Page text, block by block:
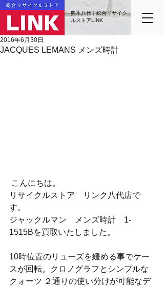
熊本八代｜総合リサイク
ルストアLINK
JACQUES LEMANS メンズ時計
2016年6月30日
こんにちは。
リサイクルストア　リンク八代店で
す。
ジャックルマン　メンズ時計　1-
1515Bを買取いたしました。
10時位置のリューズを緩める事でケー
スが回転。クロノグラフとシンプルな
クォーツ ２通りの使い分けが可能なデ